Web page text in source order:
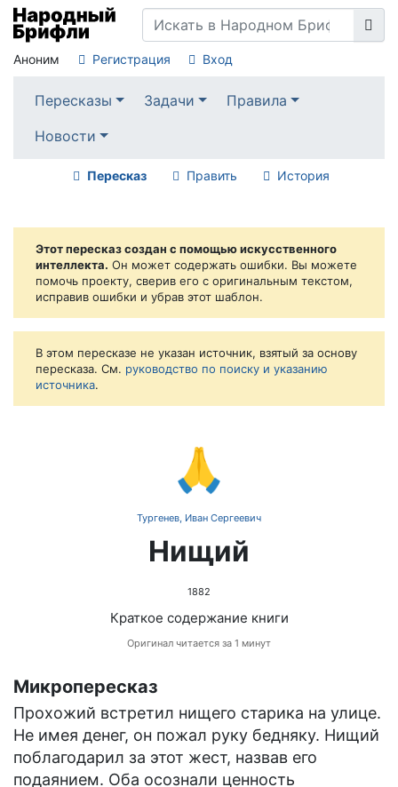
Аноним Регистрация Вход
Пересказы Задачи
Правила
Новости
Пересказ Править История
Этот пересказ создан с помощью искусственного
интеллекта. Он может содержать ошибки. Вы можете
помочь проекту, сверив его с оригинальным текстом,
исправив ошибки и убрав этот шаблон.
В этом пересказе не указан источник, взятый за основу
пересказа. См. руководство по поиску и указанию
источника.
🙏
Тургенев, Иван Сергеевич
Нищий
1882
Краткое содержание книги
Оригинал читается за 1 минут
Микропересказ
Прохожий встретил нищего старика на улице.
Не имея денег, он пожал руку бедняку. Нищий
поблагодарил за этот жест, назвав его
подаянием. Оба осознали ценность